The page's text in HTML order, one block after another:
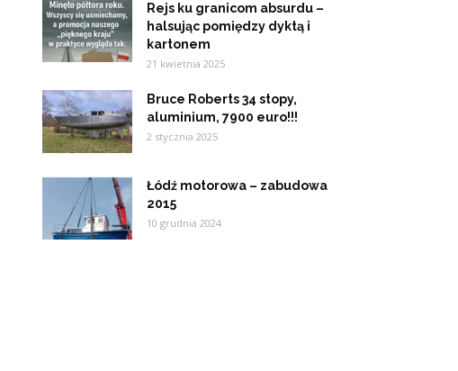
Rejs ku granicom absurdu –
halsując pomiędzy dyktą i
kartonem
21 kwietnia 2025
Bruce Roberts 34 stopy,
aluminium, 7900 euro!!!
2 stycznia 2025
Łódź motorowa – zabudowa
2015
10 grudnia 2024